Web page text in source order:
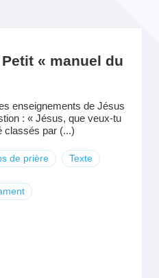
« manuel du
enseignements de Jésus
: « Jésus, que veux-tu
classés par (...)
de prière Texte